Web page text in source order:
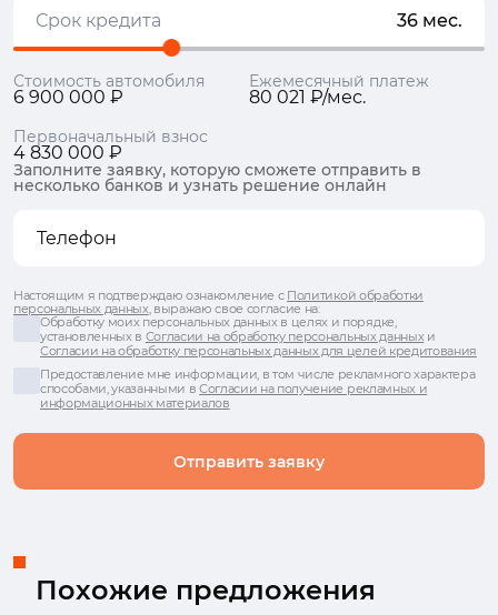
Срок кредита 36 мес.
Стоимость автомобиля
6 900 000 ₽
Ежемесячный платеж
80 021 ₽/мес.
Первоначальный взнос
4 830 000 ₽
Заполните заявку, которую сможете отправить в
несколько банков и узнать решение онлайн
Отправить заявку
Настоящим я подтверждаю ознакомление с Политикой обработки
персональных данных, выражаю свое согласие на:
Обработку моих персональных данных в целях и порядке,
установленных в Согласии на обработку персональных данныхи
Согласии на обработку персональных данных для целей кредитования
Предоставление мне информации, в том числе рекламного характера
способами, указанными вСогласии на получение рекламных и
информационных материалов
Похожие предложения